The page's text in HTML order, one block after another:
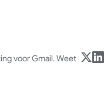
voor Gmail. Weet